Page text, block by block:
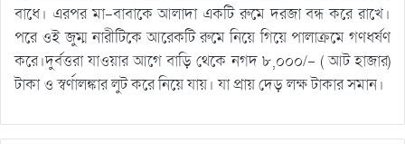
বাধে। এরপর মা-বাবাকে আলাদা একটি রুমে দরজা বন্ধ করে রাখে।
পরে ওই জুম্ম নারীটিকে আরেকটি রুমে নিয়ে গিয়ে পালাক্রমে গণধর্ষণ
করে।দুর্বত্তরা যাওয়ার আগে বাড়ি থেকে নগদ ৮,০০০/- ( আট হাজার)
টাকা ও স্বর্ণালঙ্কার লুট করে নিয়ে যায়। যা প্রায় দেড় লক্ষ টাকার সমান।